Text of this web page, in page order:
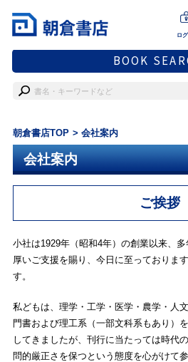
ロ
BOOK
朝倉書店TOP 会社案内
会社案内
ご挨拶
小社は1929年（昭和4年）の創業以来、多
厚いご支援を賜り、今日に至っておりま
す。
私どもは、理学・工学・医学・農学・人
門書および理工系（一部文科系もあり）
してきましたが、刊行に当たっては時代
問的厳正さを保つという態度を心がけて